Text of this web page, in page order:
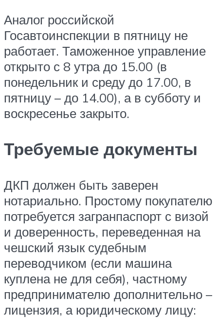
Аналог российской
Госавтоинспекции в пятницу не
работает. Таможенное управление
открыто с 8 утра до 15.00 (в
понедельник и среду до 17.00, в
пятницу – до 14.00), а в субботу и
воскресенье закрыто.
Требуемые документы
ДКП должен быть заверен
нотариально. Простому покупателю
потребуется загранпаспорт с визой
и доверенность, переведенная на
чешский язык судебным
переводчиком (если машина
куплена не для себя), частному
предпринимателю дополнительно –
лицензия, а юридическому лицу: